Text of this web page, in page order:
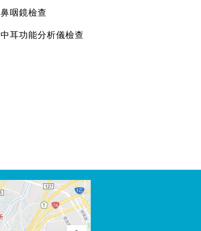
鼻咽鏡檢查
中耳功能分析儀檢查